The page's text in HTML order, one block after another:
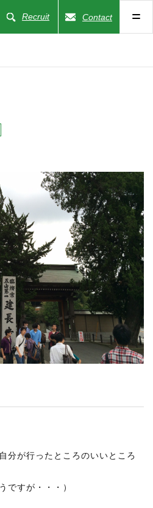
Recruit Contact
分が行ったところのいいところ
ですが・・・）